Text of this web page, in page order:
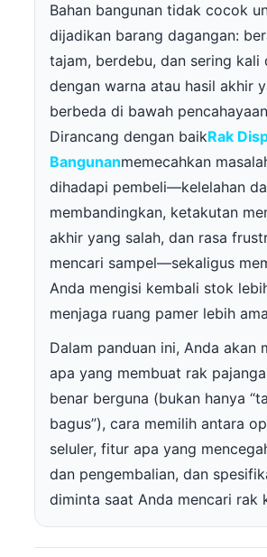
Bahan bangunan tidak cocok
dijadikan barang dagangan:
tajam, berdebu, dan sering kali
dengan warna atau hasil akhir
berbeda di bawah
Dirancang dengan baikRak
Bangunanmemecahkan
dihadapi pembeli—kelelahan
membandingkan, ketakutan
akhir yang salah, dan rasa
mencari sampel—sekaligus
Anda mengisi kembali stok
menjaga ruang pamer lebih
Dalam panduan ini, Anda akan
apa yang membuat rak
benar berguna (bukan hanya
bagus”), cara memilih antara
seluler, fitur apa yang
dan pengembalian, dan
diminta saat Anda mencari rak